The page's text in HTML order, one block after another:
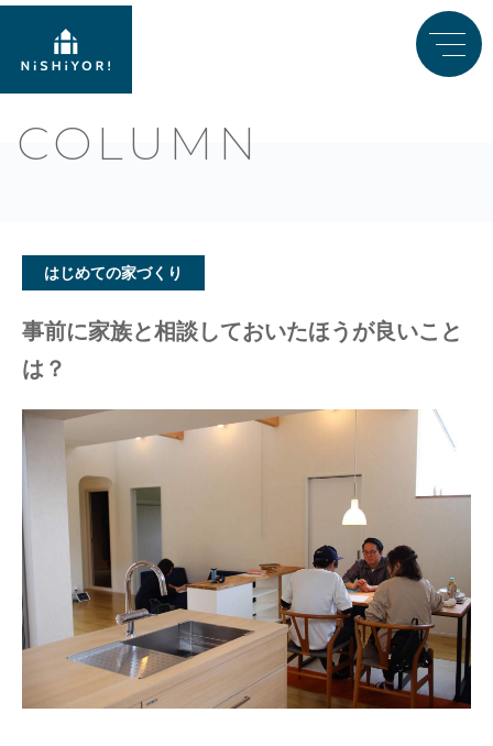
COLUMN
はじめての家づくり
事前に家族と相談しておいたほうが良いこと
は？